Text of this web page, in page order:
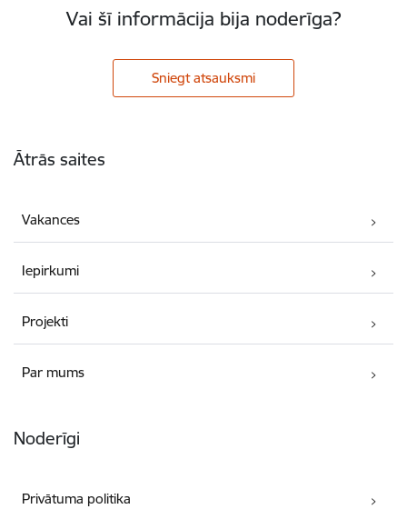
Vai šī informācija bija noderīga?
Sniegt atsauksmi
Ātrās saites
Vakances
Iepirkumi
Projekti
Par mums
Noderīgi
Privātuma politika